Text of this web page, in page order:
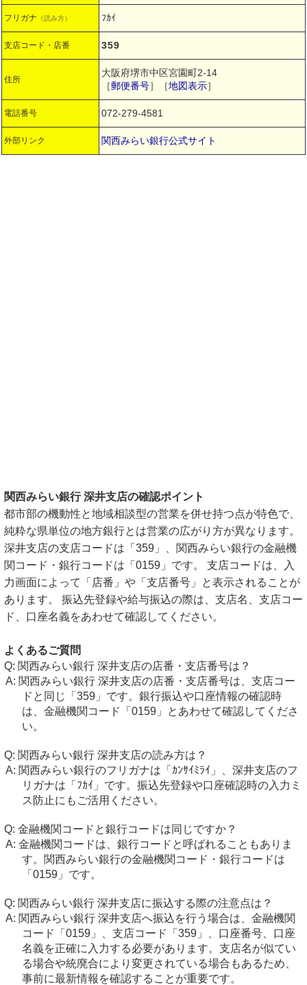
フリガナ （読み方） ﾌｶｲ
支店コード・店番 359
住所
大阪府堺市中区宮園町2-14
［郵便番号］［地図表示］
電話番号 072-279-4581
外部リンク 関西みらい銀行公式サイト
関西みらい銀行 深井支店の確認ポイント
都市部の機動性と地域相談型の営業を併せ持つ点が特色で、
純粋な県単位の地方銀行とは営業の広がり方が異なります。
深井支店の支店コードは「359」、関西みらい銀行の金融機
関コード・銀行コードは「0159」です。 支店コードは、入
力画面によって「店番」や「支店番号」と表示されることが
あります。 振込先登録や給与振込の際は、支店名、支店コー
ド、口座名義をあわせて確認してください。
よくあるご質問
関西みらい銀行 深井支店の店番・支店番号は？
関西みらい銀行 深井支店の店番・支店番号は、支店コー
ドと同じ「359」です。銀行振込や口座情報の確認時
は、金融機関コード「0159」とあわせて確認してくださ
い。
関西みらい銀行 深井支店の読み方は？
関西みらい銀行のフリガナは「ｶﾝｻｲﾐﾗｲ」、深井支店のフ
リガナは「ﾌｶｲ」です。振込先登録や口座確認時の入力ミ
ス防止にもご活用ください。
金融機関コードと銀行コードは同じですか？
金融機関コードは、銀行コードと呼ばれることもありま
す。関西みらい銀行の金融機関コード・銀行コードは
「0159」です。
関西みらい銀行 深井支店に振込する際の注意点は？
関西みらい銀行 深井支店へ振込を行う場合は、金融機関
コード「0159」、支店コード「359」、口座番号、口座
名義を正確に入力する必要があります。支店名が似てい
る場合や統廃合により変更されている場合もあるため、
事前に最新情報を確認することが重要です。